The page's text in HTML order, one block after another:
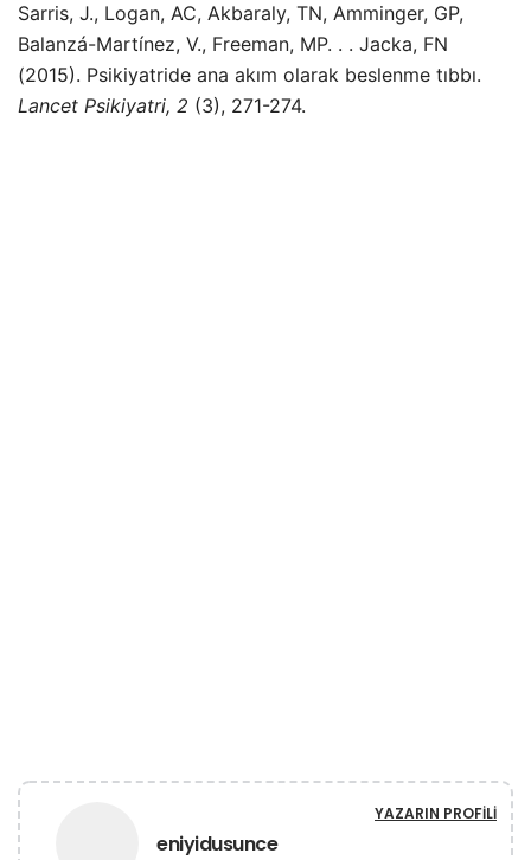
Sarris, J., Logan, AC, Akbaraly, TN, Amminger, GP,
Balanzá-Martínez, V., Freeman, MP. . . Jacka, FN
(2015). Psikiyatride ana akım olarak beslenme tıbbı.
Lancet Psikiyatri, 2 (3), 271-274.
eniyidusunce
YAZARIN PROFILI